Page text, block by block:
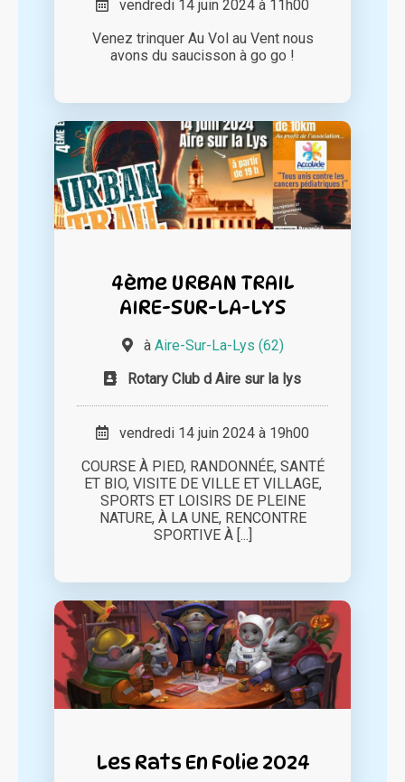
vendredi 14 juin 2024 à 11h00
Venez trinquer Au Vol au Vent nous
avons du saucisson à go go !
4ème URBAN TRAIL
AIRE-SUR-LA-LYS
à Aire-Sur-La-Lys (62)
Rotary Club d Aire sur la lys
vendredi 14 juin 2024 à 19h00
COURSE À PIED, RANDONNÉE, SANTÉ
ET BIO, VISITE DE VILLE ET VILLAGE,
SPORTS ET LOISIRS DE PLEINE
NATURE, À LA UNE, RENCONTRE
SPORTIVE À [...]
Les Rats En Folie 2024